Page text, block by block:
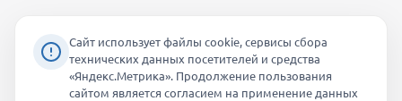
Мы в социальных сетях:
Сайт использует файлы cookie, сервисы сбора
технических данных посетителей и средства
«Яндекс.Метрика». Продолжение пользования
сайтом является согласием на применение данных